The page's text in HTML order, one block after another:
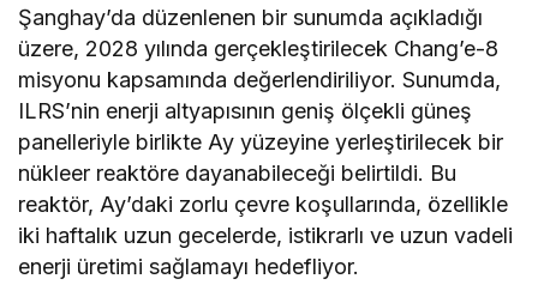
Şanghay’da düzenlenen bir sunumda açıkladığı
üzere, 2028 yılında gerçekleştirilecek Chang’e-8
misyonu kapsamında değerlendiriliyor. Sunumda,
ILRS’nin enerji altyapısının geniş ölçekli güneş
panelleriyle birlikte Ay yüzeyine yerleştirilecek bir
nükleer reaktöre dayanabileceği belirtildi. Bu
reaktör, Ay’daki zorlu çevre koşullarında, özellikle
iki haftalık uzun gecelerde, istikrarlı ve uzun vadeli
enerji üretimi sağlamayı hedefliyor.